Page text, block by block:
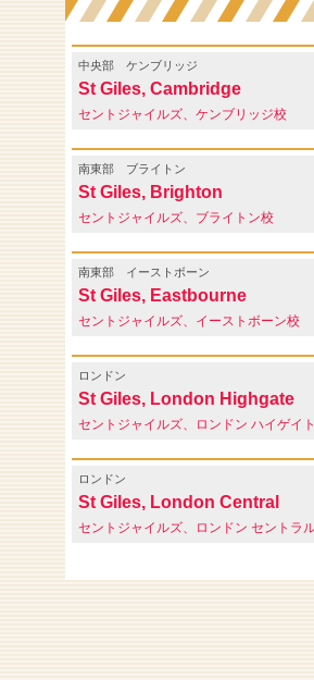
中央部 ケンブリッジ
St Giles, Cambridge
セントジャイルズ、ケンブリッジ校
南東部 ブライトン
St Giles, Brighton
セントジャイルズ、ブライトン校
南東部 イーストボーン
St Giles, Eastbourne
セントジャイルズ、イーストボーン校
ロンドン
St Giles, London Highgate
セントジャイルズ、ロンドン ハイゲイ
ロンドン
St Giles, London Central
セントジャイルズ、ロンドン セントラ